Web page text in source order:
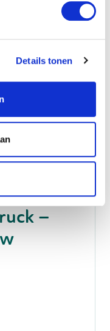
Details tonen
czego
a
do
–